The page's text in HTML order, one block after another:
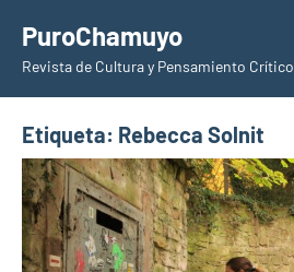
contenido
PuroChamuyo
Revista de Cultura y Pensamiento Crítico
Etiqueta: Rebecca Solnit